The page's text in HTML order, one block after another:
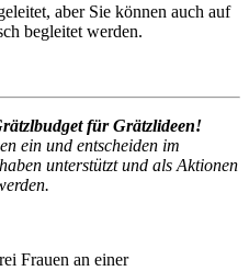
aber Sie können auch auf
begleitet werden.
für Grätzlideen!
ein und entscheiden im
unterstützt und als Aktionen